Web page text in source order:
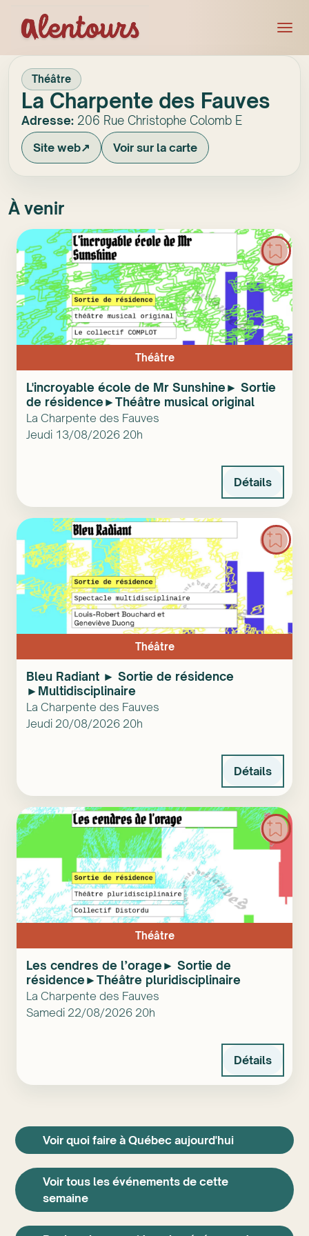
Théâtre
La Charpente des Fauves
Adresse: 206 Rue Christophe Colomb E
Site web↗ Voir sur la carte
À venir
Théâtre
L'incroyable école de Mr Sunshine► Sortie
de résidence►Théâtre musical original
La Charpente des Fauves
Jeudi 13/08/2026 20h
Détails
Théâtre
Bleu Radiant ► Sortie de résidence
►Multidisciplinaire
La Charpente des Fauves
Jeudi 20/08/2026 20h
Détails
Théâtre
Les cendres de l’orage► Sortie de
résidence►Théâtre pluridisciplinaire
La Charpente des Fauves
Samedi 22/08/2026 20h
Détails
Voir quoi faire à Québec aujourd'hui
Voir tous les événements de cette
semaine